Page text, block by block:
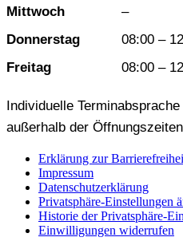
Mittwoch
–
Donnerstag
08:00 –
Freitag
08:00 –
Individuelle
außerhalb der
Erklärung zur
Impressum
Datenschutzerklärung
Privatsphäre-Einstellungen
Historie der Privatsphäre-
Einwilligungen widerrufen